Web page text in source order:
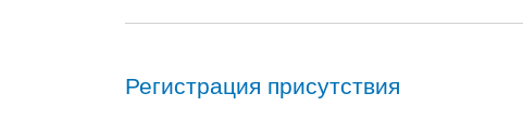
Регистрация присутствия